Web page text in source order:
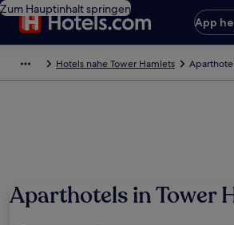
Zum Hauptinhalt springen
App
Hotels nahe Tower Hamlets
Aparthotels in Tower